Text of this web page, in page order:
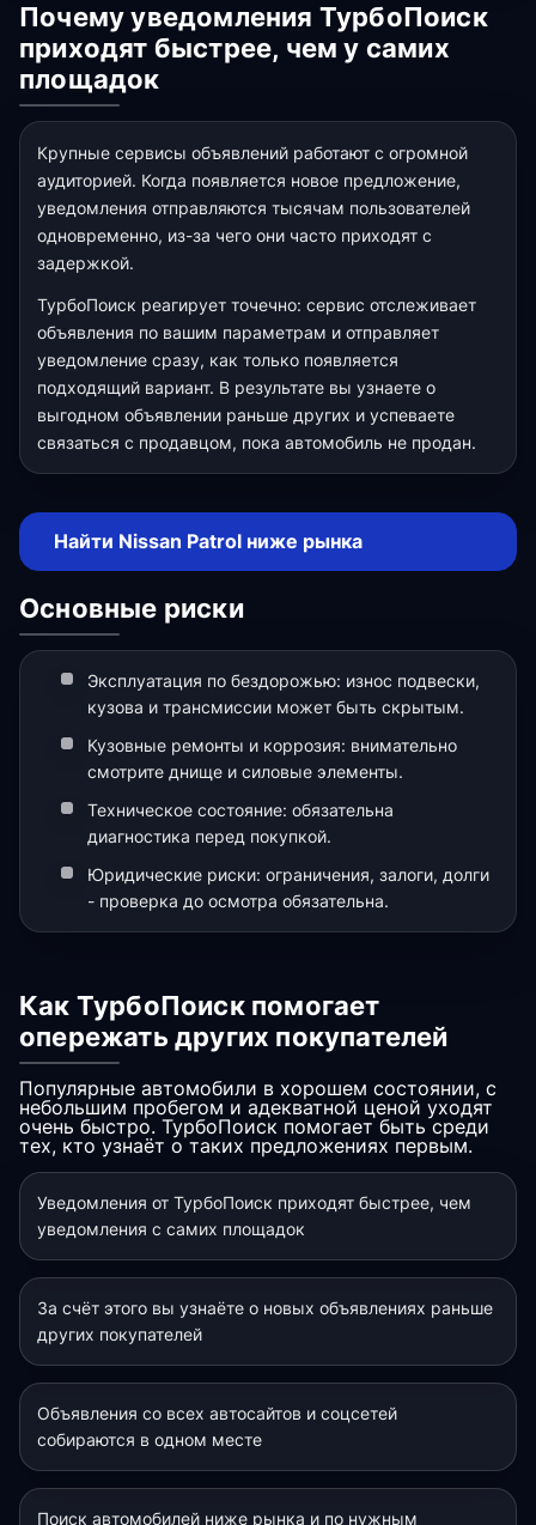
Почему уведомления ТурбоПоиск
приходят быстрее, чем у самих
площадок
Крупные сервисы объявлений работают с огромной
аудиторией. Когда появляется новое предложение,
уведомления отправляются тысячам пользователей
одновременно, из-за чего они часто приходят с
задержкой.
ТурбоПоиск реагирует точечно: сервис отслеживает
объявления по вашим параметрам и отправляет
уведомление сразу, как только появляется
подходящий вариант. В результате вы узнаете о
выгодном объявлении раньше других и успеваете
связаться с продавцом, пока автомобиль не продан.
Найти Nissan Patrol ниже рынка
Основные риски
Эксплуатация по бездорожью: износ подвески,
кузова и трансмиссии может быть скрытым.
Кузовные ремонты и коррозия: внимательно
смотрите днище и силовые элементы.
Техническое состояние: обязательна
диагностика перед покупкой.
Юридические риски: ограничения, залоги, долги
- проверка до осмотра обязательна.
Как ТурбоПоиск помогает
опережать других покупателей
Популярные автомобили в хорошем состоянии, с
небольшим пробегом и адекватной ценой уходят
очень быстро. ТурбоПоиск помогает быть среди
тех, кто узнаёт о таких предложениях первым.
Уведомления от ТурбоПоиск приходят быстрее, чем
уведомления с самих площадок
За счёт этого вы узнаёте о новых объявлениях раньше
других покупателей
Объявления со всех автосайтов и соцсетей
собираются в одном месте
Поиск автомобилей ниже рынка и по нужным